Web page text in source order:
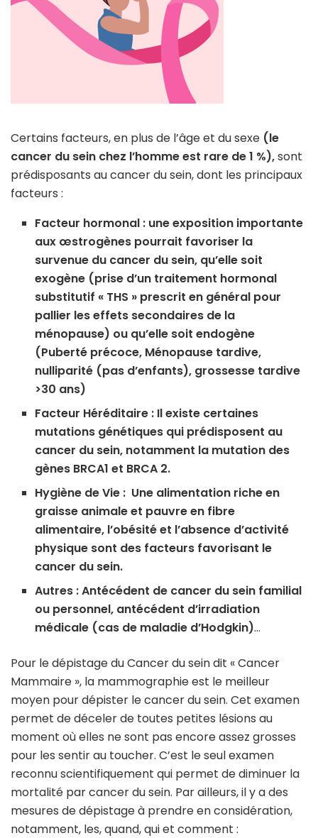
Certains facteurs, en plus de l’âge et du sexe (le
cancer du sein chez l’homme est rare de 1 %),sont
prédisposants au cancer du sein, dont les principaux
facteurs :
Facteur hormonal : une exposition importante
aux œstrogènes pourrait favoriser la
survenue du cancer du sein, qu’elle soit
exogène (prise d’un traitement hormonal
substitutif « THS » prescrit en général pour
pallier les effets secondaires de la
ménopause) ou qu’elle soit endogène
(Puberté précoce, Ménopause tardive,
nulliparité (pas d’enfants), grossesse tardive
>30 ans)
Facteur Héréditaire : Il existe certaines
mutations génétiques qui prédisposent au
cancer du sein, notamment la mutation des
gènes BRCA1 et BRCA 2.
Hygiène de Vie : Une alimentation riche en
graisse animale et pauvre en fibre
alimentaire, l’obésité et l’absence d’activité
physique sont des facteurs favorisant le
cancer du sein.
Autres : Antécédent de cancer du sein familial
ou personnel, antécédent d’irradiation
médicale (cas de maladie d’Hodgkin)…
Pour le dépistage du Cancer du sein dit « Cancer
Mammaire », la mammographie est le meilleur
moyen pour dépister le cancer du sein. Cet examen
permet de déceler de toutes petites lésions au
moment où elles ne sont pas encore assez grosses
pour les sentir au toucher. C’est le seul examen
reconnu scientifiquement qui permet de diminuer la
mortalité par cancer du sein. Par ailleurs, il y a des
mesures de dépistage à prendre en considération,
notamment, les, quand, qui et comment :